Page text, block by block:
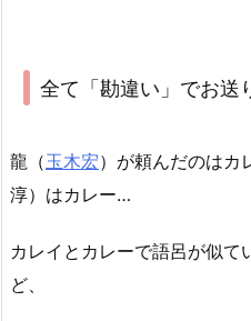
全て「勘違い」でお送
龍（玉木宏）が頼んだのはカ
淳）はカレー…
カレイとカレーで語呂が似て
ど、